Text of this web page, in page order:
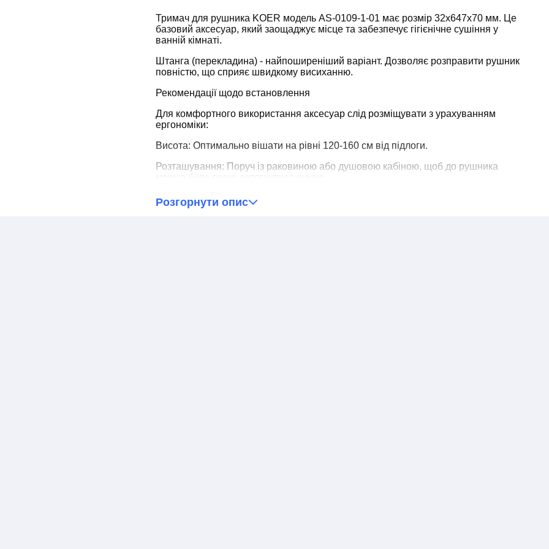
Тримач для рушника KOER модель AS-0109-1-01 має розмір 32x647x70 мм. Це
базовий аксесуар, який заощаджує місце та забезпечує гігієнічне сушіння у
ванній кімнаті.
Штанга (перекладина) - найпоширеніший варіант. Дозволяє розправити рушник
повністю, що сприяє швидкому висиханню.
Рекомендації щодо встановлення
Для комфортного використання аксесуар слід розміщувати з урахуванням
ергономіки:
Висота: Оптимально вішати на рівні 120-160 см від підлоги.
Розташування: Поруч із раковиною або душовою кабіною, щоб до рушника
можна було легко дотягнутися рукою.
Аксесуари в кольорі хром - це класичний вибір для ванної кімнати, який поєднує
універсальний блиск, довговічність і легкість у догляді.
Розгорнути опис